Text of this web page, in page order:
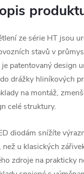
ze série HT jsou
stavů v
patentovaný design
drážky hliníkových
na montáž,
celé struktury.
diodám snížíte
než u klasických
zdroje na prakticky